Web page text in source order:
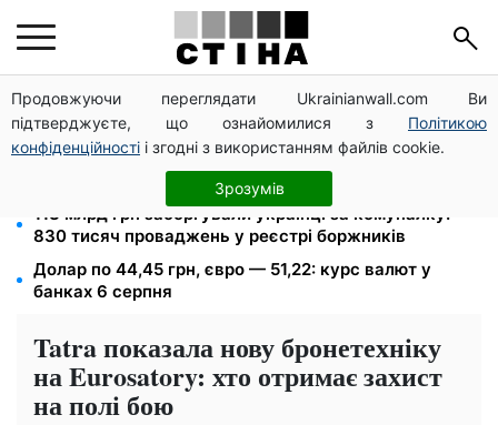
Продовжуючи переглядати Ukrainianwall.com Ви
підтверджуєте, що ознайомилися з Політикою
конфіденційності і згодні з використанням файлів cookie.
Зрозумів
200+ тисяч у СЗЧ, мільйони в розшуку: Федоров
розкрив план реформи мобілізації та ТЦК
Допомога людям з інвалідністю I-II групи: DRC,
Acted і NP реєструють просто вдома на Херсонщині
113 млрд грн заборгували українці за комуналку:
830 тисяч проваджень у реєстрі боржників
Долар по 44,45 грн, євро — 51,22: курс валют у
банках 6 серпня
Tatra показала нову бронетехніку
на Eurosatory: хто отримає захист
на полі бою